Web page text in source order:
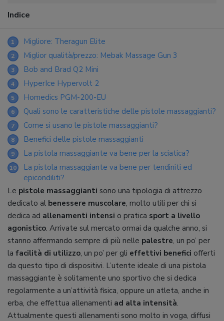
Indice
1 Migliore: Theragun Elite
2 Miglior qualità/prezzo: Mebak Massage Gun 3
3 Bob and Brad Q2 Mini
4 HyperIce Hypervolt 2
5 Homedics PGM-200-EU
6 Quali sono le caratteristiche delle pistole massaggianti?
7 Come si usano le pistole massaggianti?
8 Benefici delle pistole massaggianti
9 La pistola massaggiante va bene per la sciatica?
10
La pistola massaggiante va bene per tendiniti ed
epicondiliti?
Le pistole massaggianti sono una tipologia di attrezzo
dedicato al benessere muscolare, molto utili per chi si
dedica ad allenamenti intensi o pratica sport a livello
agonistico. Arrivate sul mercato ormai da qualche anno, si
stanno affermando sempre di più nelle palestre, un po’ per
la facilità di utilizzo, un po’ per gli effettivi benefici offerti
da questo tipo di dispositivi. L’utente ideale di una pistola
massaggiante è solitamente uno sportivo che si dedica
regolarmente a un’attività fisica, oppure un atleta, anche in
erba, che effettua allenamenti ad alta intensità.
Attualmente questi allenamenti sono molto in voga, diffusi